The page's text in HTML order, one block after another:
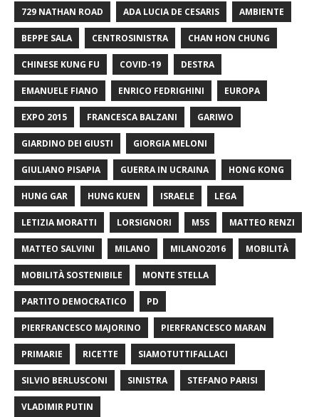
729 NATHAN ROAD ADA LUCIA DE CESARIS AMBIENTE
BEPPE SALA CENTROSINISTRA CHAN HON CHUNG
CHINESE KUNG FU COVID-19 DESTRA
EMANUELE FIANO ENRICO FEDRIGHINI EUROPA
EXPO 2015 FRANCESCA BALZANI GARIWO
GIARDINO DEI GIUSTI GIORGIA MELONI
GIULIANO PISAPIA GUERRA IN UCRAINA HONG KONG
HUNG GAR HUNG KUEN ISRAELE LEGA
LETIZIA MORATTI LORSIGNORI M5S MATTEO RENZI
MATTEO SALVINI MILANO MILANO2016 MOBILITÀ
MOBILITÀ SOSTENIBILE MONTE STELLA
PARTITO DEMOCRATICO PD
PIERFRANCESCO MAJORINO PIERFRANCESCO MARAN
PRIMARIE RICETTE SIAMOTUTTIFALLACI
SILVIO BERLUSCONI SINISTRA STEFANO PARISI
VLADIMIR PUTIN